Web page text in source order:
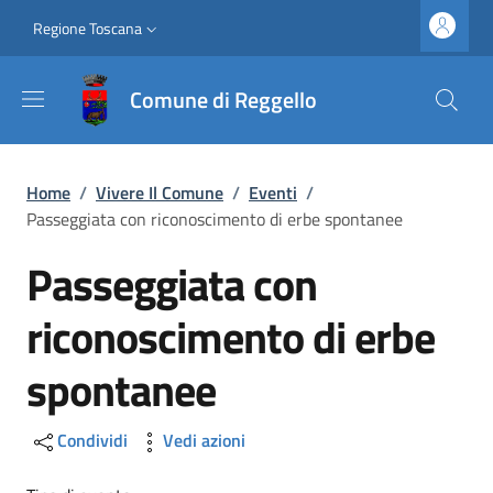
Slim top
Regione Toscana
Comune di Reggello
Briciole di pane
Home / Vivere Il Comune / Eventi /
Passeggiata con riconoscimento di erbe spontanee
Passeggiata con
riconoscimento di erbe
spontanee
Condividi Vedi azioni